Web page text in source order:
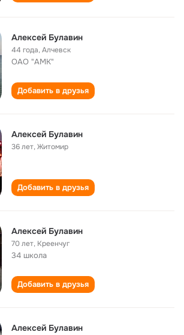
Алексей Булавин
44 года,Алчевск
ОАО "АМК"
Добавить в друзья
Алексей Булавин
36 лет,Житомир
Добавить в друзья
Алексей Булавин
70 лет, Креенчуг
34 школа
Добавить в друзья
Алексей Булавин